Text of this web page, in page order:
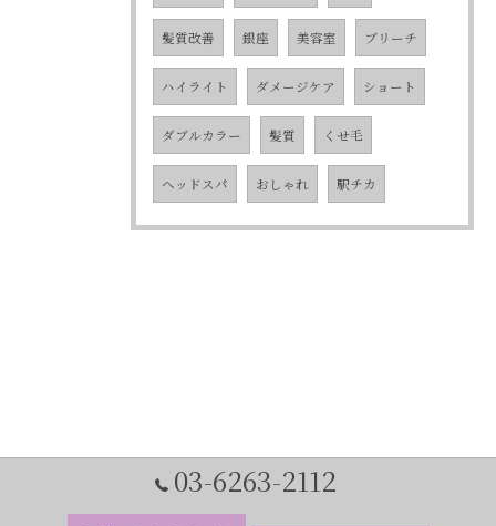
髪質改善 銀座 美容室 ブリーチ
ハイライト ダメージケア ショート
ダブルカラー 髪質 くせ毛
ヘッドスパ おしゃれ 駅チカ
03-6263-2112